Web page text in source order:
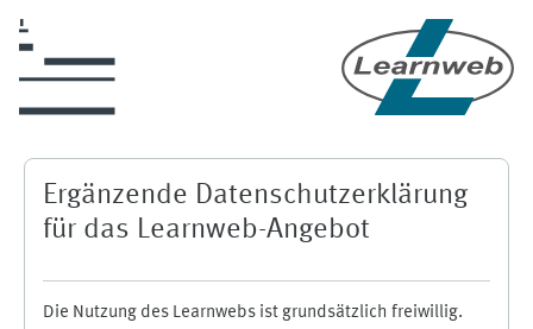
Ergänzende Datenschutzerklärung
für das Learnweb-Angebot
Die Nutzung des Learnwebs ist grundsätzlich freiwillig.